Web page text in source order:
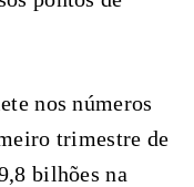
nos números
trimestre de
bilhões na